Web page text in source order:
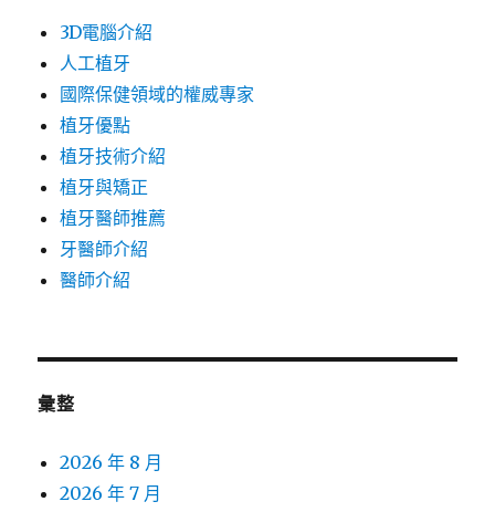
3D電腦介紹
人工植牙
國際保健領域的權威專家
植牙優點
植牙技術介紹
植牙與矯正
植牙醫師推薦
牙醫師介紹
醫師介紹
彙整
2026 年 8 月
2026 年 7 月